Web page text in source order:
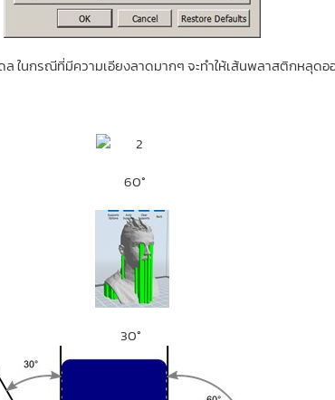
ล ในกรณีที่มีความเอียงลาดมากๆ จะทำให้เส้นพลาสติกหลุ
60°
30°